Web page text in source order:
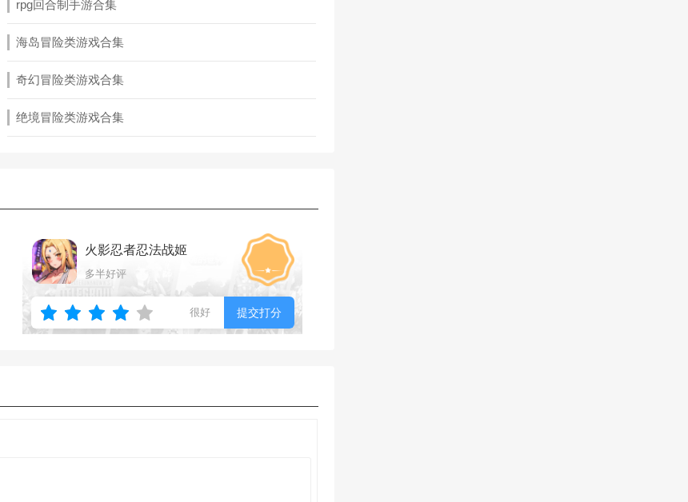
rpg回合制手游合集
海岛冒险类游戏合集
奇幻冒险类游戏合集
绝境冒险类游戏合集
火影忍者忍法战姬
多半好评
很好 提交打分